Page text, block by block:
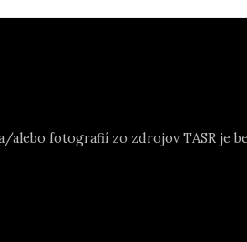
alebo fotografií zo zdrojov TASR je